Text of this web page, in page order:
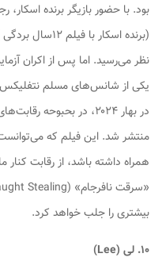
بود. با حضور بازیگر برنده اسکار،
(برنده اسکار
نظر می‌رسید. اما پس از اکران
یکی از شانس‌های مسلم نتفلیکس
در بهار ۲۰۲۴، در بحبوحه
منتشر شد. این فیلم که
همراه داشته باشد، از رقابت کنار
بیشتری را جلب خواهد کرد.
۱۰. لی (Lee)